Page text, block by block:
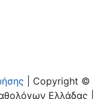
| Copyright ©
Ελλάδας |